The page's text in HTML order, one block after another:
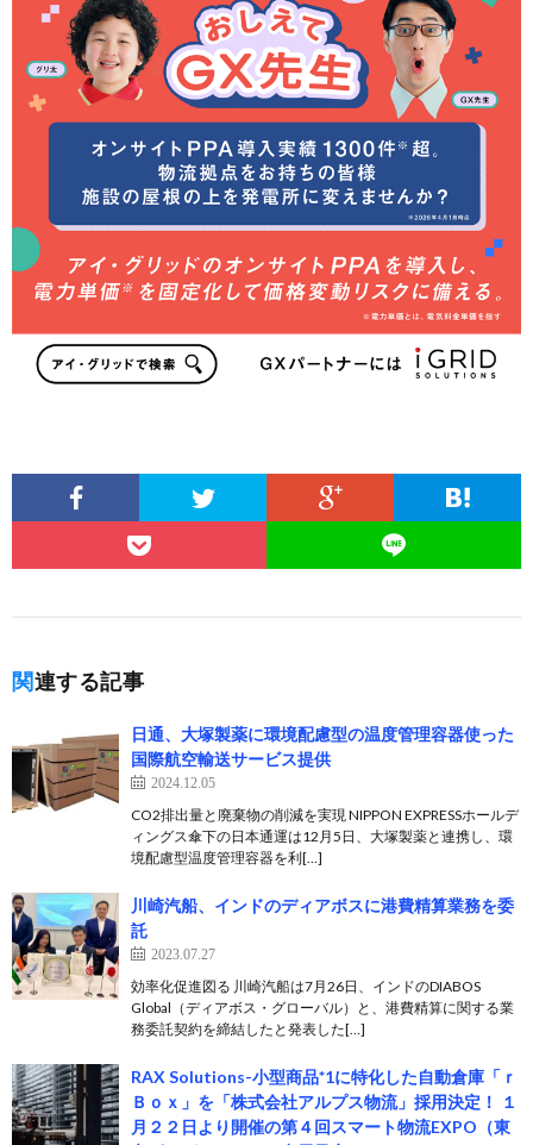
関連する記事
日通、大塚製薬に環境配慮型の温度管理容器使った
国際航空輸送サービス提供
2024.12.05
CO2排出量と廃棄物の削減を実現 NIPPON EXPRESSホールデ
ィングス傘下の日本通運は12月5日、大塚製薬と連携し、環
境配慮型温度管理容器を利[…]
川崎汽船、インドのディアボスに港費精算業務を委
託
2023.07.27
効率化促進図る 川崎汽船は7月26日、インドのDIABOS
Global（ディアボス・グローバル）と、港費精算に関する業
務委託契約を締結したと発表した[…]
RAX Solutions-小型商品*1に特化した自動倉庫「ｒ
Ｂｏｘ」を「株式会社アルプス物流」採用決定！ １
月２２日より開催の第４回スマート物流EXPO（東